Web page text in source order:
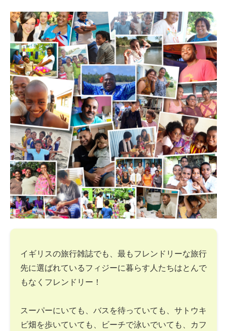
イギリスの旅行雑誌でも、最もフレンドリーな旅行
先に選ばれているフィジーに暮らす人たちはとんで
もなくフレンドリー！
スーパーにいても、バスを待っていても、サトウキ
ビ畑を歩いていても、ビーチで泳いでいても、カフ